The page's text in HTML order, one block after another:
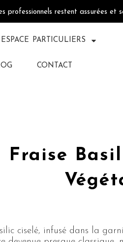
restent assurées et
ESPACE PARTICULIERS
CONTACT
Fraise
ciselé, infusé dans la